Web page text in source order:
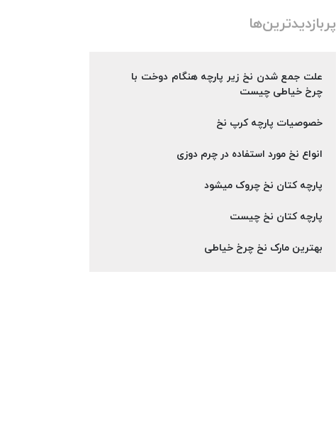
پربازدیدترین‌ها
علت جمع شدن نخ زیر پارچه هنگام دوخت با
چرخ خیاطی چیست
خصوصیات پارچه کرپ نخ
انواع نخ مورد استفاده در چرم دوزی
پارچه کتان نخ چروک میشود
پارچه کتان نخ چیست
بهترین مارک نخ چرخ خیاطی